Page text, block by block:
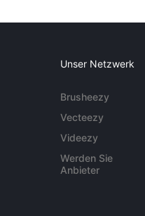
Unser Netzwerk
Brusheezy
Vecteezy
Videezy
Werden Sie
Anbieter